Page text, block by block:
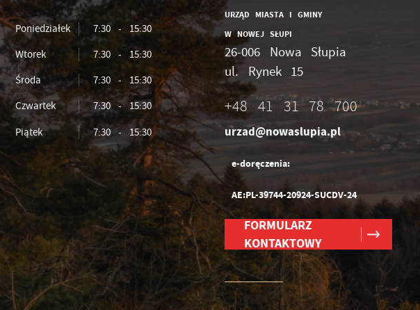
Poniedziałek
7:30 - 15:30
Wtorek
7:30 - 15:30
Środa
7:30 - 15:30
Czwartek
7:30 - 15:30
Piątek
7:30 - 15:30
URZĄD MIASTA I GMINY
W NOWEJ SŁUPI
26-006 Nowa Słupia
ul. Rynek 15
+48 41 31 78 700
urzad@nowaslupia.pl
e-doręczenia:
AE:PL-39744-20924-SUCDV-24
FORMULARZ
KONTAKTOWY